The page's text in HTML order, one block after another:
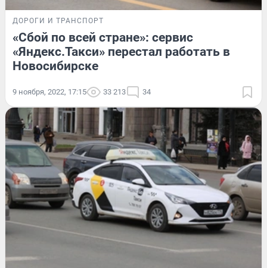
ДОРОГИ И ТРАНСПОРТ
«Сбой по всей стране»: сервис
«Яндекс.Такси» перестал работать в
Новосибирске
9 ноября, 2022, 17:15 33 213 34